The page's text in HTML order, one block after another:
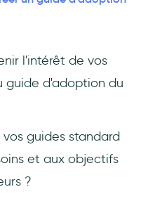
des utilisateurs et
d'un design
l'intérêt de vos
guide d'adoption du
vos guides standard
et aux objectifs
?